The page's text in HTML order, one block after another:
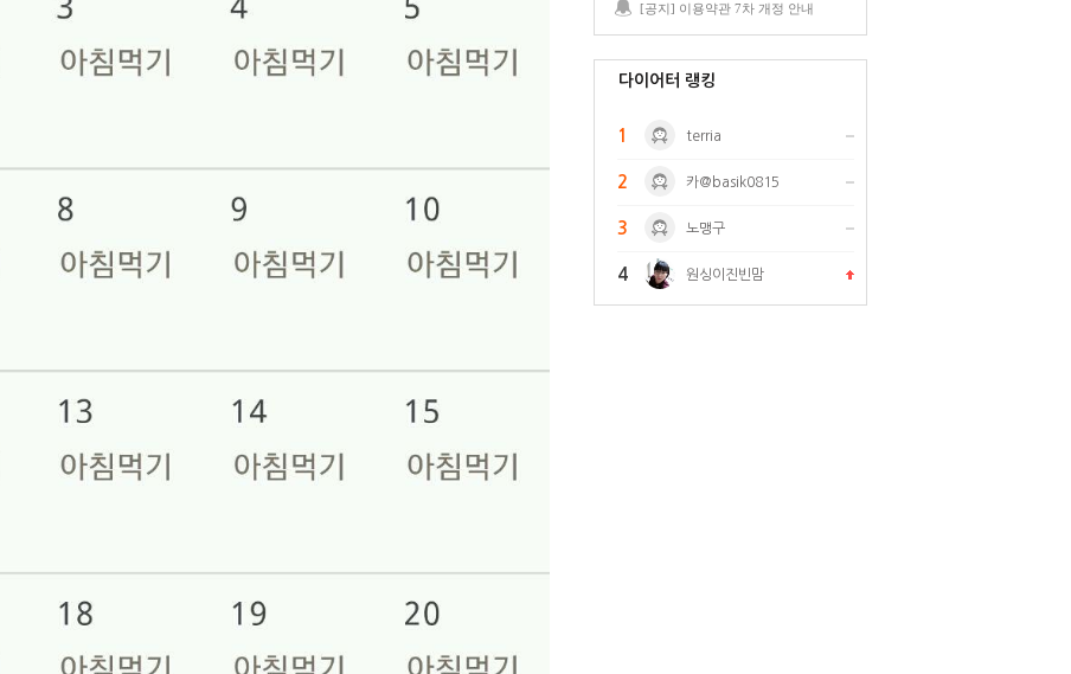
[공지] 이용약관 7차 개정 안내
다이어터 랭킹
1 terria
2 카@basik0815
3 노맹구
4 원싱이진빈맘